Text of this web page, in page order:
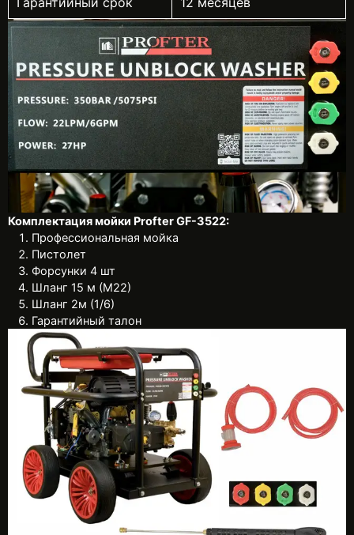
Комплектация мойки Profter GF-3522:
Профессиональная мойка
Пистолет
Форсунки 4 шт
Шланг 15 м (М22)
Шланг 2м (1/6)
Гарантийный талон